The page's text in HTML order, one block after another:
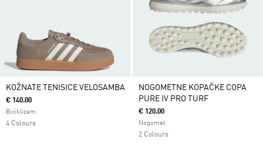
KOŽNATE TENISICE VELOSAMBA
€ 140.00
Biciklizam
4 Colours
NOGOMETNE KOPAČKE COPA
PURE IV PRO TURF
€ 120.00
Nogomet
2 Colours